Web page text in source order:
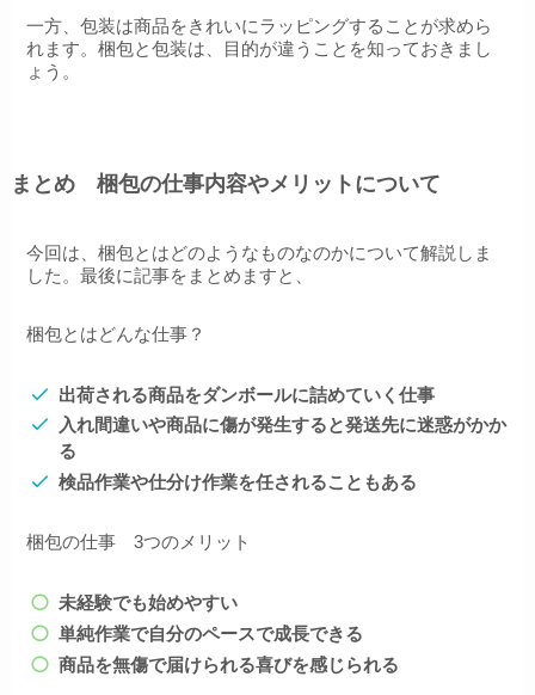
一方、包装は商品をきれいにラッピングすることが求めら
れます。梱包と包装は、目的が違うことを知っておきまし
ょう。
まとめ 梱包の仕事内容やメリットについて
今回は、梱包とはどのようなものなのかについて解説しま
した。最後に記事をまとめますと、
梱包とはどんな仕事？
出荷される商品をダンボールに詰めていく仕事
入れ間違いや商品に傷が発生すると発送先に迷惑がかか
る
検品作業や仕分け作業を任されることもある
梱包の仕事 3つのメリット
未経験でも始めやすい
単純作業で自分のペースで成長できる
商品を無傷で届けられる喜びを感じられる